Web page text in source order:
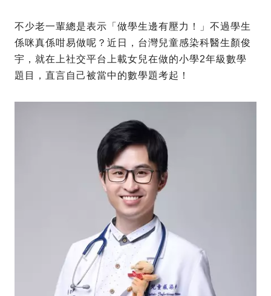
不少老一輩總是表示「做學生邊有壓力！」不過學生
係咪真係咁易做呢？近日，台灣兒童感染科醫生顏俊
宇，就在上社交平台上載女兒在做的小學2年級數學
題目，直言自己被當中的數學題考起！